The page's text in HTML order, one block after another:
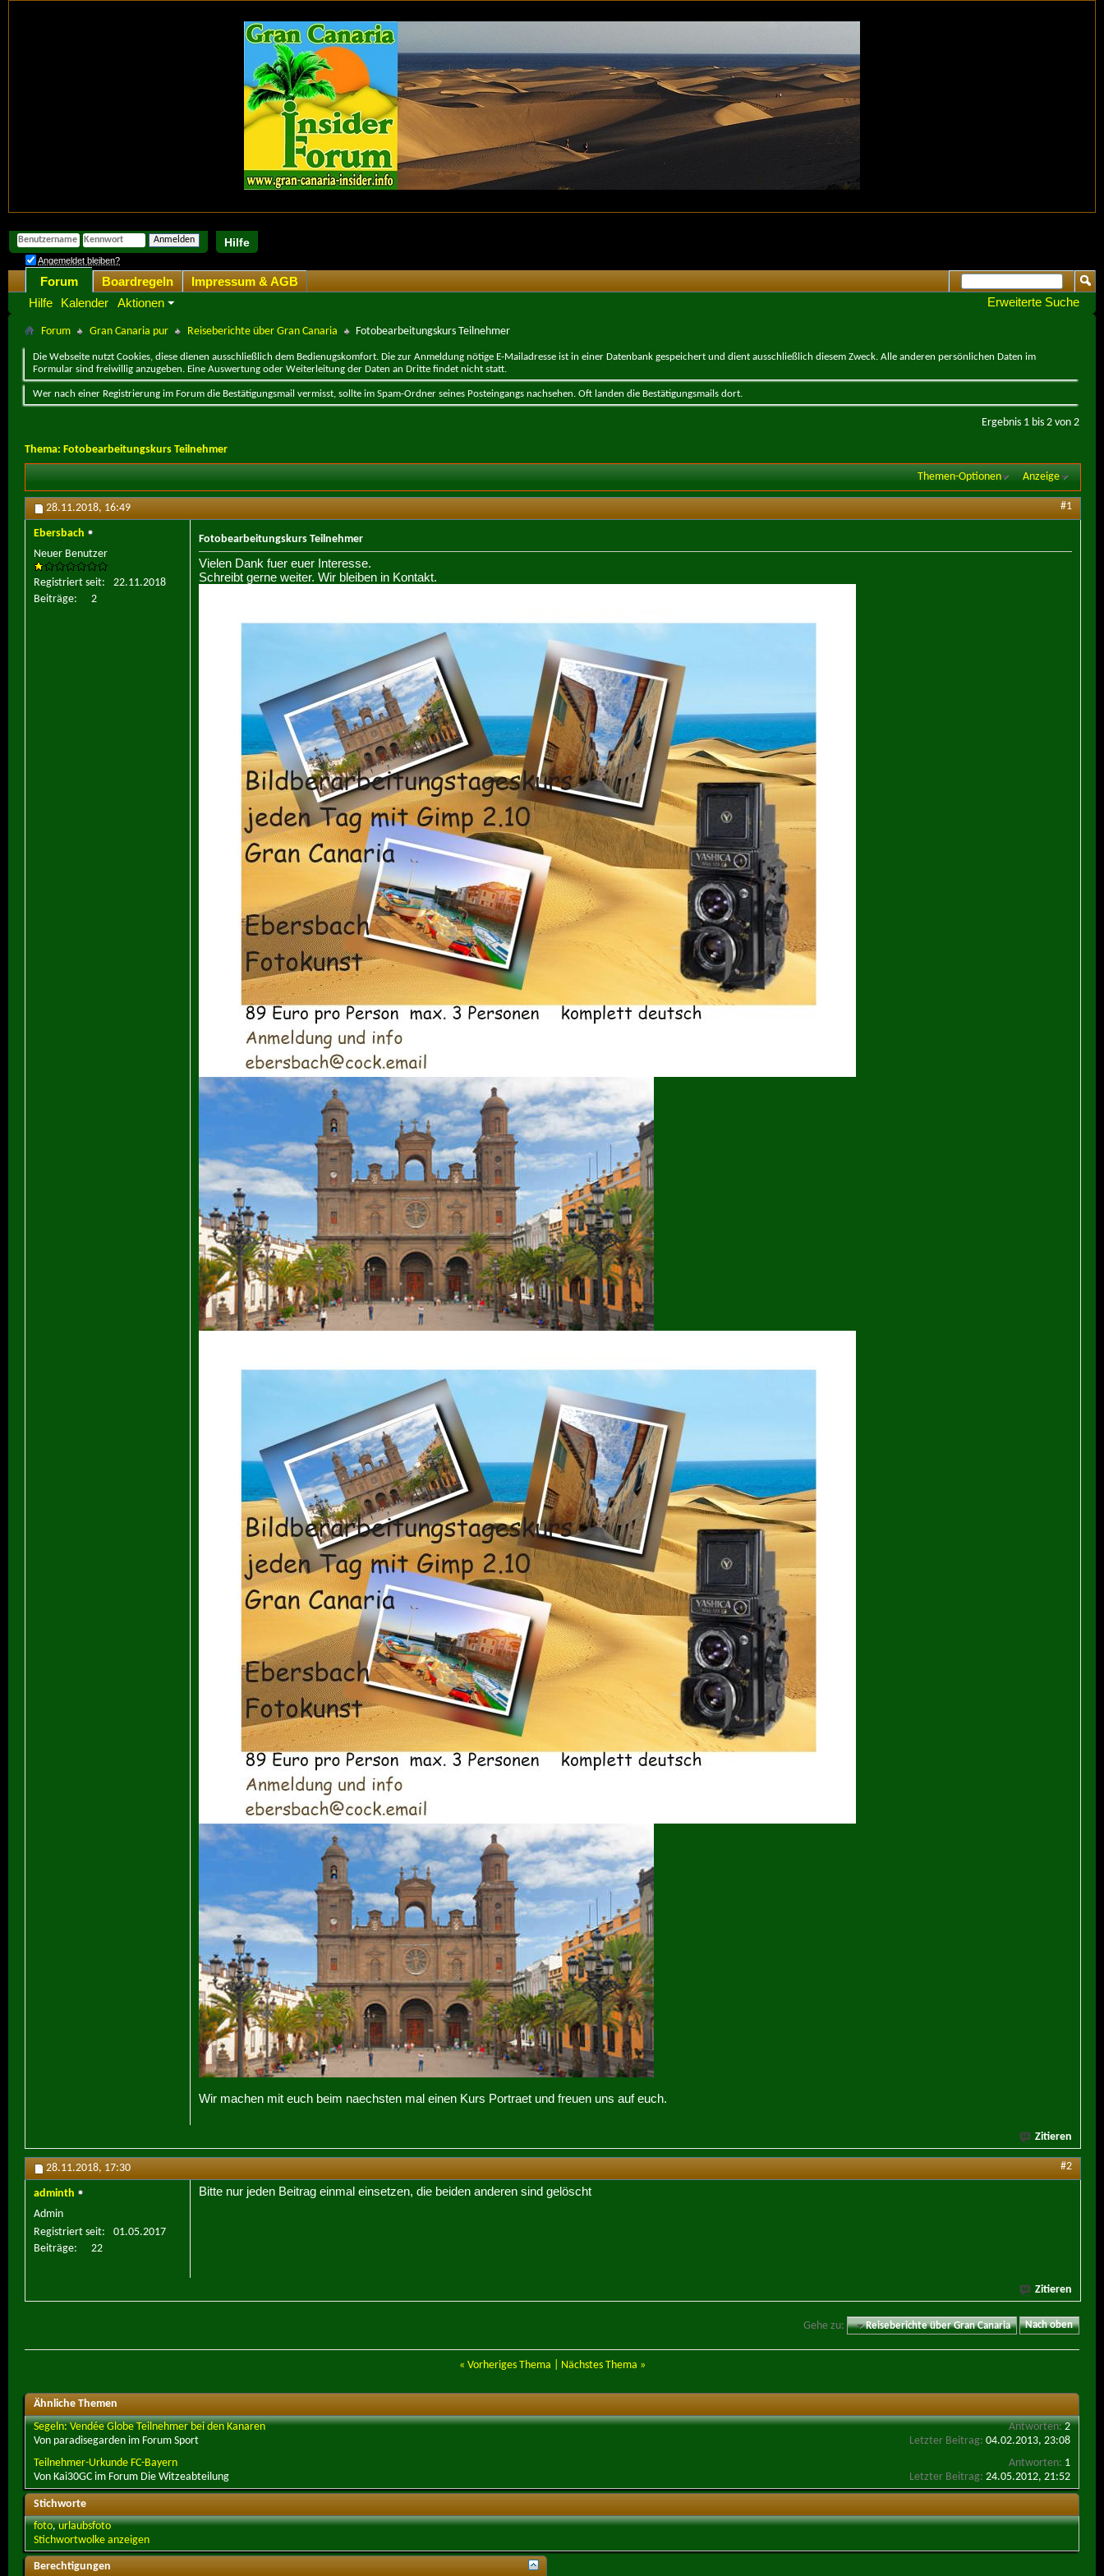
Hilfe
Angemeldet bleiben?
Forum
Hilfe
Kalender Aktionen
Boardregeln
Impressum & AGB
Erweiterte Suche
Forum Gran Canaria pur Reiseberichte über Gran Canaria Fotobearbeitungskurs Teilnehmer
Die Webseite nutzt Cookies, diese dienen ausschließlich dem Bedienugskomfort. Die zur Anmeldung nötige E-Mailadresse ist in einer Datenbank gespeichert und dient ausschließlich diesem Zweck. Alle anderen persönlichen Daten im
Formular sind freiwillig anzugeben. Eine Auswertung oder Weiterleitung der Daten an Dritte findet nicht statt.
Wer nach einer Registrierung im Forum die Bestätigungsmail vermisst, sollte im Spam-Ordner seines Posteingangs nachsehen. Oft landen die Bestätigungsmails dort.
Ergebnis 1 bis 2 von 2
Thema: Fotobearbeitungskurs Teilnehmer
Themen-Optionen Anzeige
28.11.2018, 16:49 #1
Ebersbach
Neuer Benutzer
Registriert seit
22.11.2018
Beiträge
2
Fotobearbeitungskurs Teilnehmer
Vielen Dank fuer euer Interesse.
Schreibt gerne weiter. Wir bleiben in Kontakt.
Wir machen mit euch beim naechsten mal einen Kurs Portraet und freuen uns auf euch.
Zitieren
28.11.2018, 17:30 #2
adminth
Admin
Registriert seit
01.05.2017
Beiträge
22
Bitte nur jeden Beitrag einmal einsetzen, die beiden anderen sind gelöscht
Zitieren
Gehe zu: Reiseberichte über Gran Canaria Nach oben
« Vorheriges Thema Nächstes Thema »
Ähnliche Themen
Segeln: Vendée Globe Teilnehmer bei den Kanaren
Von paradisegarden im Forum Sport
Antworten:2
Letzter Beitrag: 04.02.2013, 23:08
Teilnehmer-Urkunde FC-Bayern
Von Kai30GC im Forum Die Witzeabteilung
Antworten: 1
Letzter Beitrag: 24.05.2012, 21:52
Stichworte
foto,urlaubsfoto
Stichwortwolke anzeigen
Berechtigungen